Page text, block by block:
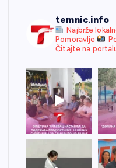
temnic.info
Najbrže
Pomoravlje
Čitajte na